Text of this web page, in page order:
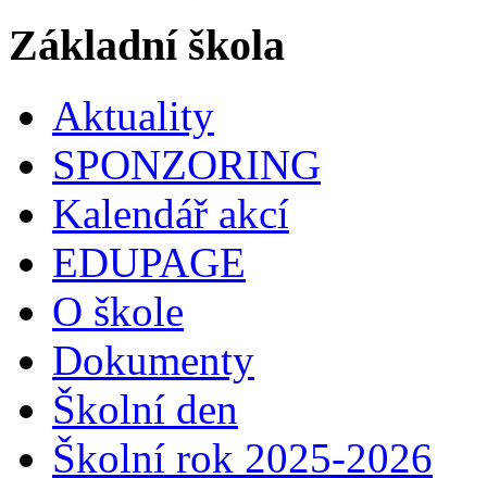
Základní škola
Aktuality
SPONZORING
Kalendář akcí
EDUPAGE
O škole
Dokumenty
Školní den
Školní rok 2025-2026